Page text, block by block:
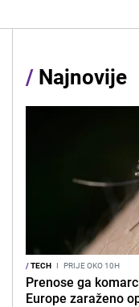
/ Najnovije
/TECH I PRIJE OKO 10H
Prenose ga
Europe zaraženo